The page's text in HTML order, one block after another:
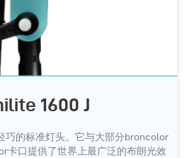
1600 J
巧的标准灯头。它与大部分broncolor
卡口提供了世界上最广泛的布朗光效